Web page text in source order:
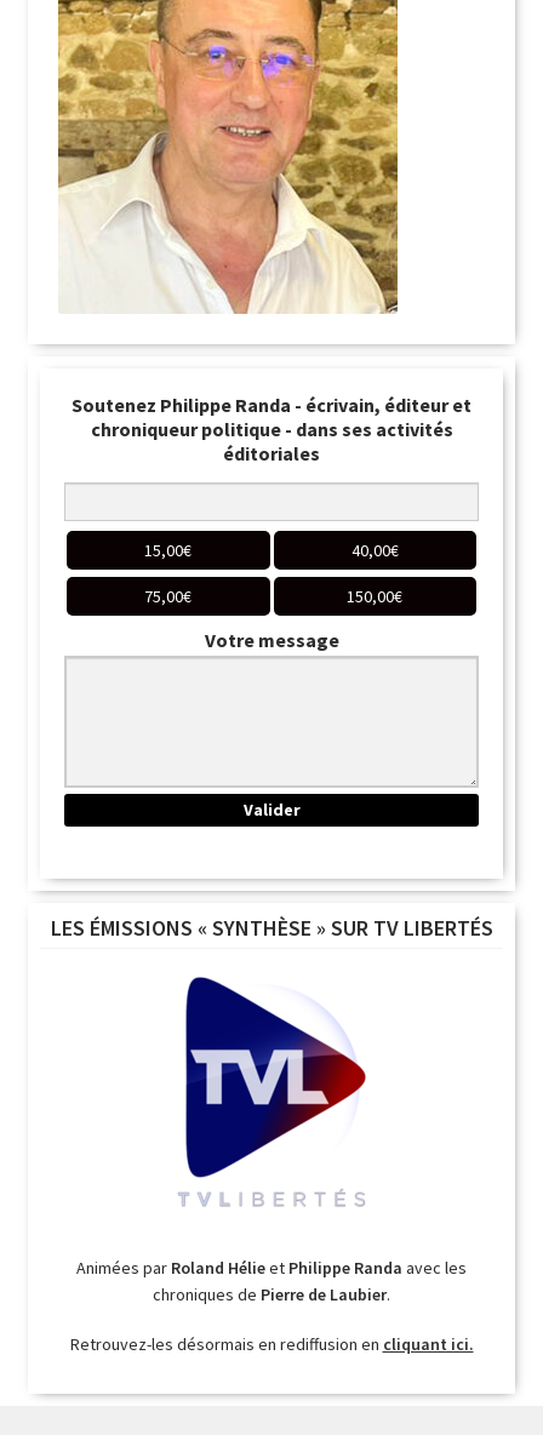
Soutenez Philippe Randa - écrivain, éditeur et
chroniqueur politique - dans ses activités
éditoriales
15,00€ 40,00€
75,00€ 150,00€
Votre message
LES ÉMISSIONS « SYNTHÈSE » SUR TV LIBERTÉS
Animées par Roland Hélieet Philippe Randa avec les
chroniques de Pierre de Laubier.
Retrouvez-les désormais en rediffusion en cliquant ici.